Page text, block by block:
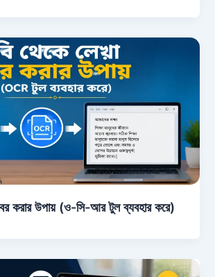
করার উপায় (ও-সি-আর টুল ব্যবহার করে)